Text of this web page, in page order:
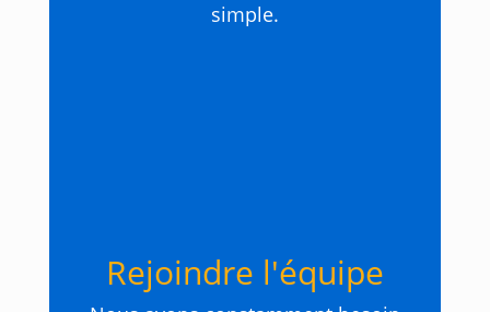
simple.
Rejoindre l'équipe